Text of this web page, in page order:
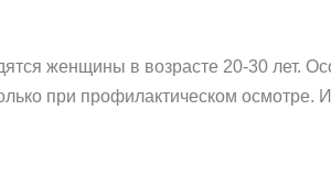
женщины в возрасте 20-30 лет.
при профилактическом осмотре.